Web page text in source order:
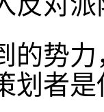
势力
划者